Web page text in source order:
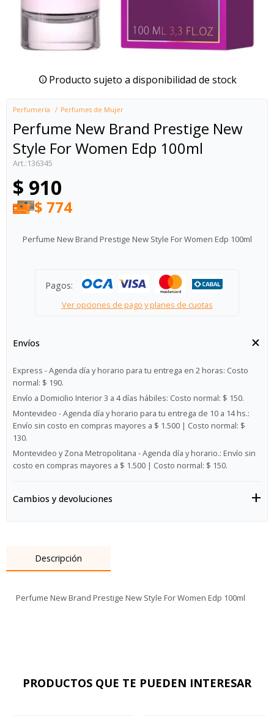
Producto sujeto a disponibilidad de stock
Perfumería Perfumes de Mujer
Perfume New Brand Prestige New
Style For Women Edp 100ml
136345
$ 910
$ 774
Perfume New Brand Prestige New Style For Women Edp 100ml
Pagos:
Ver opciones de pago y planes de cuotas
Envíos
Express - Agenda día y horario para tu entrega en 2 horas: Costo
normal: $ 190.
Envío a Domicilio Interior 3 a 4 días hábiles: Costo normal: $ 150.
Montevideo - Agenda día y horario para tu entrega de 10 a 14 hs.:
Envío sin costo en compras mayores a $ 1.500 | Costo normal: $
130.
Montevideo y Zona Metropolitana - Agenda día y horario.: Envío sin
costo en compras mayores a $ 1.500 | Costo normal: $ 150.
Cambios y devoluciones
Descripción
Perfume New Brand Prestige New Style For Women Edp 100ml
PRODUCTOS QUE TE PUEDEN INTERESAR